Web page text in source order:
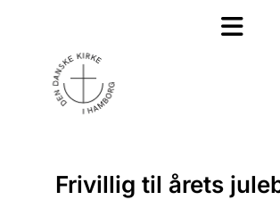
Frivillig til årets